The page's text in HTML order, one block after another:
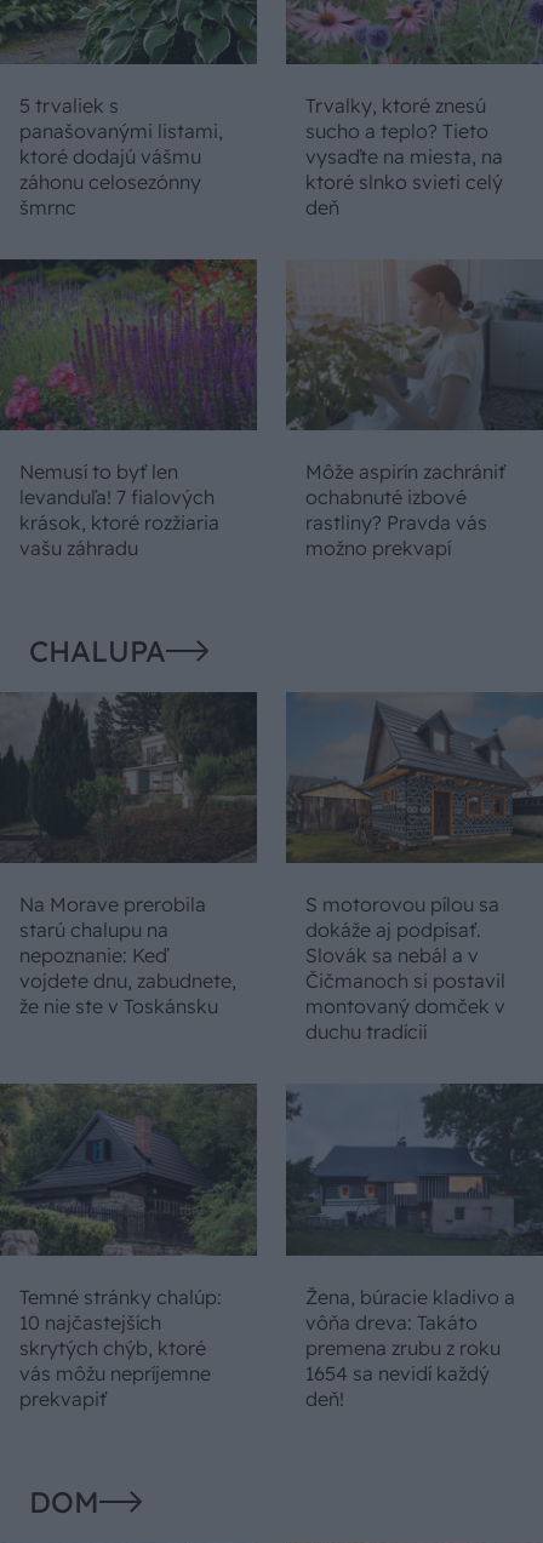
5 trvaliek s
panašovanými listami,
ktoré dodajú vášmu
záhonu celosezónny
šmrnc
Trvalky, ktoré znesú
sucho a teplo? Tieto
vysaďte na miesta, na
ktoré slnko svieti celý
deň
Nemusí to byť len
levanduľa! 7 fialových
krások, ktoré rozžiaria
vašu záhradu
Môže aspirín zachrániť
ochabnuté izbové
rastliny? Pravda vás
možno prekvapí
CHALUPA
Na Morave prerobila
starú chalupu na
nepoznanie: Keď
vojdete dnu, zabudnete,
že nie ste v Toskánsku
S motorovou pílou sa
dokáže aj podpísať.
Slovák sa nebál a v
Čičmanoch si postavil
montovaný domček v
duchu tradícií
Temné stránky chalúp:
10 najčastejších
skrytých chýb, ktoré
vás môžu nepríjemne
prekvapiť
Žena, búracie kladivo a
vôňa dreva: Takáto
premena zrubu z roku
1654 sa nevidí každý
deň!
DOM